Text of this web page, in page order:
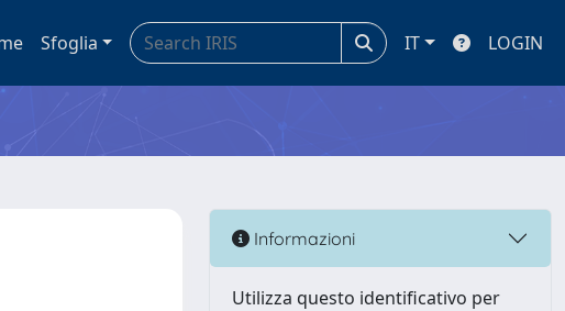
Sfoglia IT LOGIN
Informazioni
Utilizza questo identificativo per